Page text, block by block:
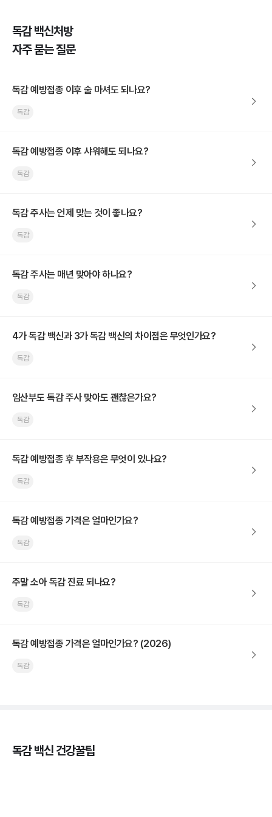
독감 백신처방
자주 묻는 질문
독감 예방접종 이후 술 마셔도 되나요?
독감
독감 예방접종 이후 샤워해도 되나요?
독감
독감 주사는 언제 맞는 것이 좋나요?
독감
독감 주사는 매년 맞아야 하나요?
독감
4가 독감 백신과 3가 독감 백신의 차이점은 무엇인가요?
독감
임산부도 독감 주사 맞아도 괜찮은가요?
독감
독감 예방접종 후 부작용은 무엇이 있나요?
독감
독감 예방접종 가격은 얼마인가요?
독감
주말 소아 독감 진료 되나요?
독감
독감 예방접종 가격은 얼마인가요? (2026)
독감
독감 백신 건강꿀팁